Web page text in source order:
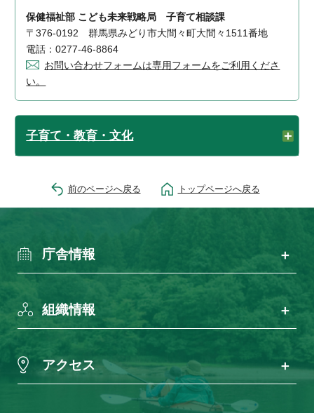
保健福祉部 こども未来戦略局 子育て相談課
〒376-0192 群馬県みどり市大間々町大間々1511番地
電話：0277-46-8864
お問い合わせフォームは専用フォームをご利用くださ
い。
子育て・教育・文化
前のページへ戻る トップページへ戻る
庁舎情報
組織情報
アクセス